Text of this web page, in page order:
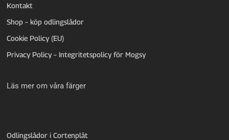
Kontakt
Shop – köp odlingslådor
Cookie Policy (EU)
Privacy Policy – Integritetspolicy för Mogsy
Läs mer om våra färger
Odlingslådor i Cortenplåt